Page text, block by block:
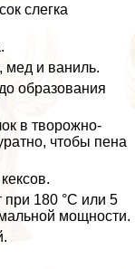
слегка
мед и ваниль.
образования
в творожно-
чтобы пена
при 180 °С или 5
мощности.